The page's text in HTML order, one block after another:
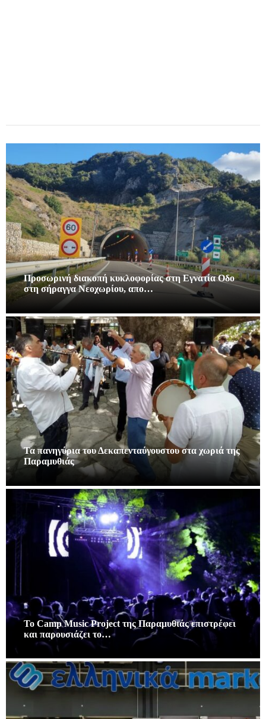
Προσωρινή διακοπή κυκλοφορίας στη Εγνατία Οδο
στη σήραγγα Νεοχωρίου, απο…
Τα πανηγύρια του Δεκαπενταύγουστου στα χωριά της
Παραμυθιάς
Το Camp Music Project της Παραμυθιάς επιστρέφει
και παρουσιάζει το…